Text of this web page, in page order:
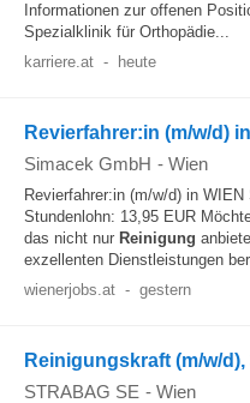
Informationen zur offenen
Spezialklinik für Orthopädie...
karriere.at - heute
Revierfahrer:in (m/w/d)
Simacek GmbH - Wien
Revierfahrer:in (m/w/d) in
Stundenlohn: 13,95 EUR
das nicht nur Reinigung
exzellenten Dienstleistungen
wienerjobs.at - gestern
Reinigungskraft (m/w/
STRABAG SE - Wien